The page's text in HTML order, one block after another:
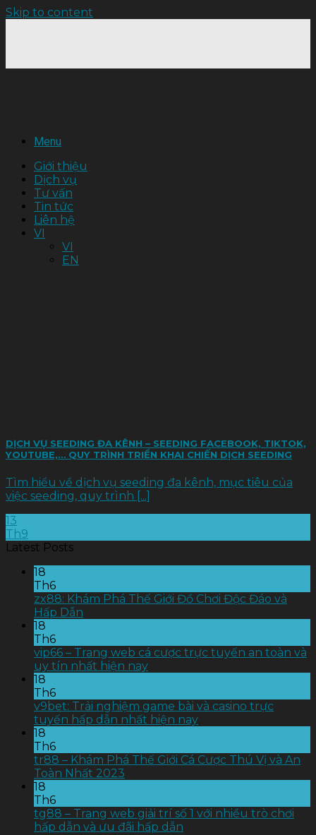
Skip to content
Menu
Giới thiệu
Dịch vụ
Tư vấn
Tin tức
Liên hệ
VI
VI
EN
DỊCH VỤ SEEDING ĐA KÊNH – SEEDING FACEBOOK, TIKTOK,
YOUTUBE,… QUY TRÌNH TRIỂN KHAI CHIẾN DỊCH SEEDING
Tìm hiểu về dịch vụ seeding đa kênh, mục tiêu của
việc seeding, quy trình [...]
13
Th9
Latest Posts
18
Th6
zx88: Khám Phá Thế Giới Đồ Chơi Độc Đáo và
Hấp Dẫn
18
Th6
vip66 – Trang web cá cược trực tuyến an toàn và
uy tín nhất hiện nay
18
Th6
v9bet: Trải nghiệm game bài và casino trực
tuyến hấp dẫn nhất hiện nay
18
Th6
tr88 – Khám Phá Thế Giới Cá Cược Thú Vị và An
Toàn Nhất 2023
18
Th6
tg88 – Trang web giải trí số 1 với nhiều trò chơi
hấp dẫn và ưu đãi hấp dẫn